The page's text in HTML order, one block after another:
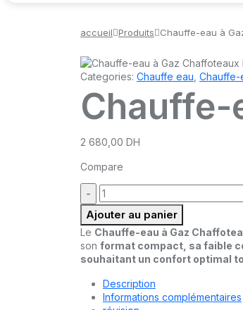
accueil Produits Chauffe-eau à
Categories: Chauffe eau Chauffe-
Chauffe-
2 680,00 DH
Compare
quantité
:
Ajouter au panier
Le Chauffe-eau à Gaz
son format compact, sa faible
souhaitant un confort optimal
Description
Informations complémentaires